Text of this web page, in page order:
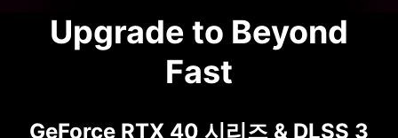
Upgrade to Beyond
Fast
GeForce RTX 40 시리즈 & DLSS 3